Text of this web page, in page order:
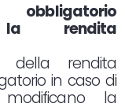
la rendita
della rendita
in caso di
la